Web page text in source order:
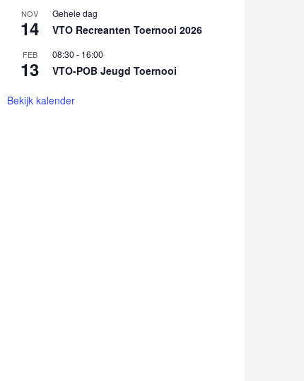
NOV
14
Gehele dag
VTO Recreanten Toernooi 2026
FEB
13
08:30 - 16:00
VTO-POB Jeugd Toernooi
Bekijk kalender